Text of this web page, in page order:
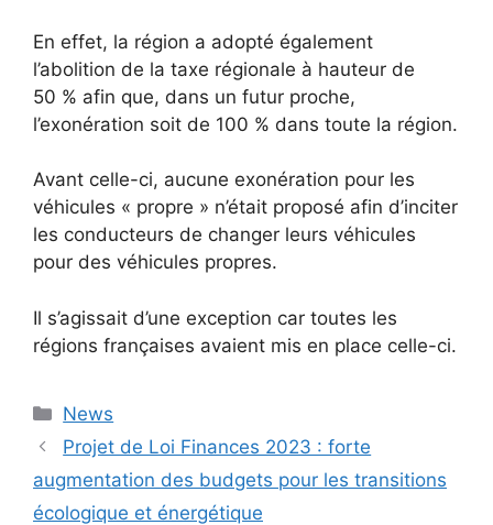
En effet, la région a adopté également
l’abolition de la taxe régionale à hauteur de
50 % afin que, dans un futur proche,
l’exonération soit de 100 % dans toute la région.
Avant celle-ci, aucune exonération pour les
véhicules « propre » n’était proposé afin d’inciter
les conducteurs de changer leurs véhicules
pour des véhicules propres.
Il s’agissait d’une exception car toutes les
régions françaises avaient mis en place celle-ci.
Catégories
News
Projet de Loi Finances 2023 : forte
augmentation des budgets pour les transitions
écologique et énergétique